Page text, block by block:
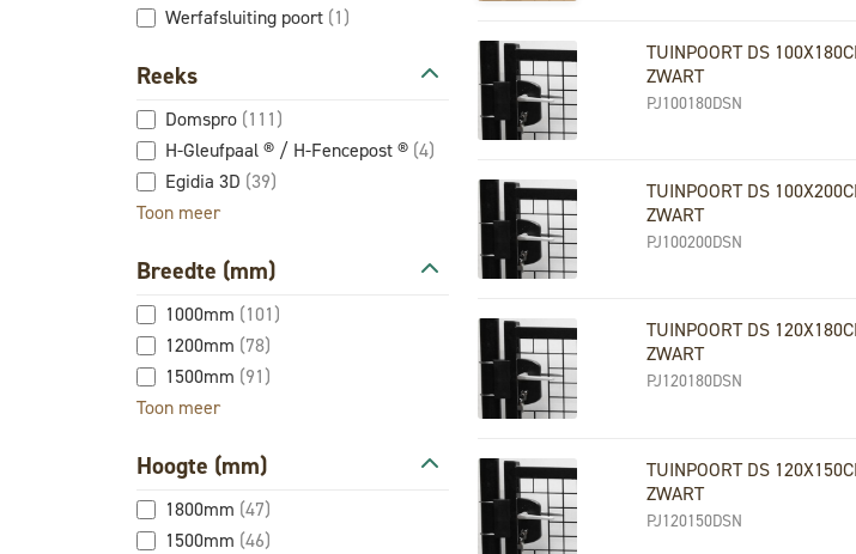
Werfafsluiting poort (1)
Reeks
Domspro (111)
H-Gleufpaal ® / H-Fencepost ® (4)
Egidia 3D (39)
Toon meer
Breedte (mm)
1000mm (101)
1200mm (78)
1500mm (91)
Toon meer
Hoogte (mm)
1800mm (47)
1500mm (46)
TUINPOORT DS
ZWART
PJ100180DSN
TUINPOORT DS
ZWART
PJ100200DSN
TUINPOORT DS
ZWART
PJ120180DSN
TUINPOORT DS
ZWART
PJ120150DSN